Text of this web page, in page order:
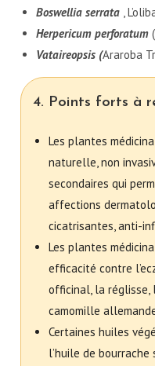
Boswellia serrata ,
Herpericum perforatum
Vataireopsis (Araroba
4. Points forts à
Les plantes
naturelle, non
secondaires qui
affections
cicatrisantes, anti-
Les plantes
efficacité contre
officinal, la réglisse,
camomille
Certaines huiles
l’huile de